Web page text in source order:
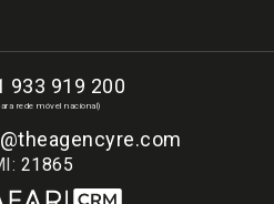
933 919 200
rede móvel nacional)
21865